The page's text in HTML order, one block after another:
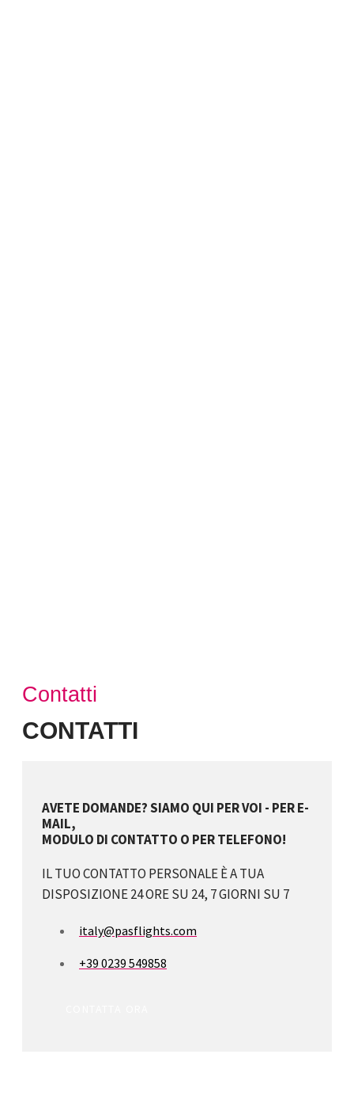
Contatti
CONTATTI
AVETE DOMANDE? SIAMO QUI PER VOI - PER E-
MAIL,
MODULO DI CONTATTO O PER TELEFONO!
IL TUO CONTATTO PERSONALE È A TUA
DISPOSIZIONE 24 ORE SU 24, 7 GIORNI SU 7
italy@pasflights.com
+39 0239 549858